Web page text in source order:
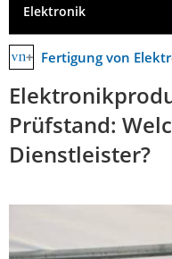
Elektronik
Fertigung von
Prüfstand:
Dienstleister?